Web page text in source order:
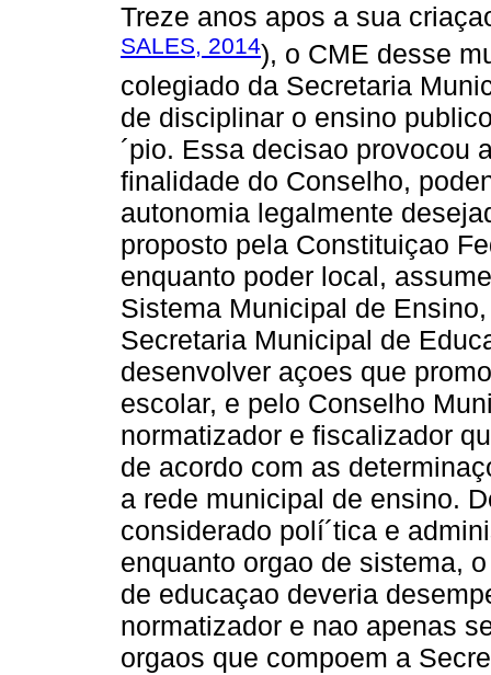
Treze anos apos a sua
SALES, 2014), o CME desse
colegiado da Secretaria
de disciplinar o ensino
´pio. Essa decisao provocou
finalidade do Conselho,
autonomia legalmente
proposto pela Constituiçao
enquanto poder local,
Sistema Municipal de
Secretaria Municipal de
desenvolver açoes que
escolar, e pelo Conselho
normatizador e fiscalizador
de acordo com as
a rede municipal de ensino.
considerado polí´tica e
enquanto orgao de sistema,
de educaçao deveria
normatizador e nao apenas
orgaos que compoem a